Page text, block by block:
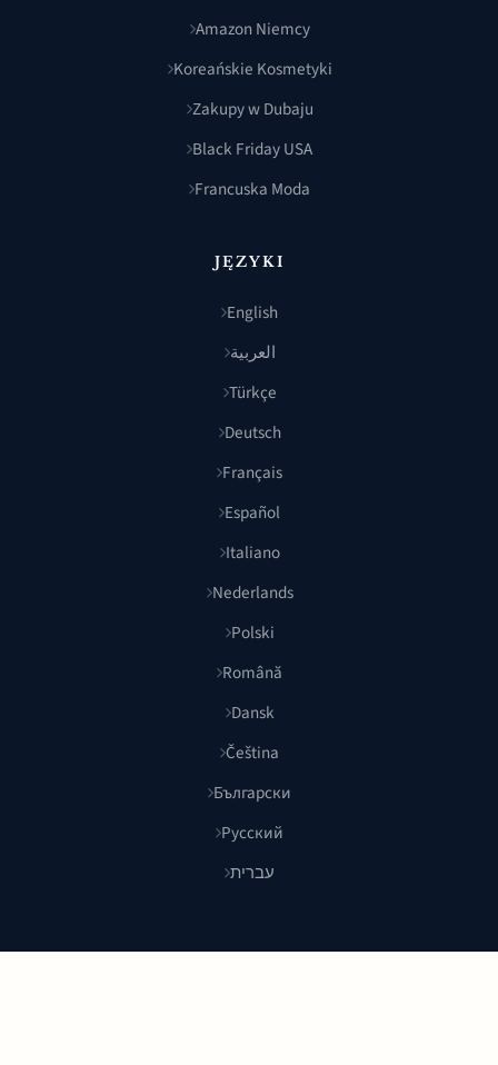
Amazon Niemcy
Koreańskie Kosmetyki
Zakupy w Dubaju
Black Friday USA
Francuska Moda
JĘZYKI
English
العربية
Türkçe
Deutsch
Français
Español
Italiano
Nederlands
Polski
Română
Dansk
Čeština
Български
Русский
עברית